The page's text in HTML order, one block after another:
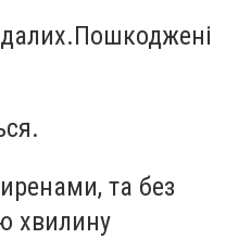
та без
хвилину